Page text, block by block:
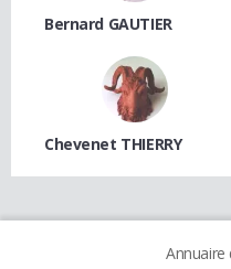
Bernard GAUTIER
Chevenet THIERRY
Annuaire